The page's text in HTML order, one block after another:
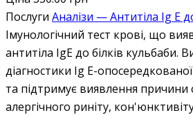
Послуги Аналізи — Антитіла Ig E
Імунологічний тест крові, що
антитіла IgE до білків кульбаби.
діагностики Ig E-опосередкованої
та підтримує виявлення причини
алергічного риніту,